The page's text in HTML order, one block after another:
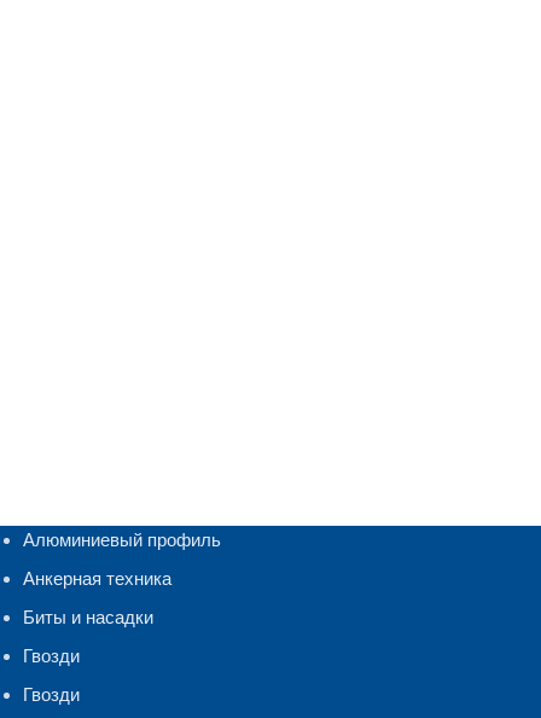
Алюминиевый профиль
Анкерная техника
Биты и насадки
Гвозди
Гвозди